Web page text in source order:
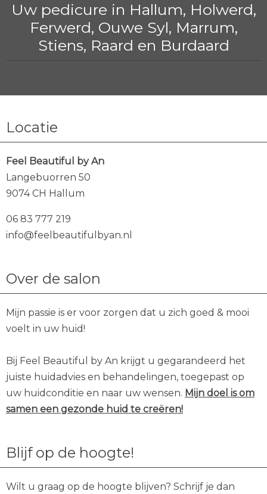
Uw pedicure in Hallum, Holwerd,
Ferwerd, Ouwe Syl, Marrum,
Stiens, Raard en Burdaard
Locatie
Feel Beautiful by An
Langebuorren 50
9074 CH Hallum
06 83 777 219
info@feelbeautifulbyan.nl
Over de salon
Mijn passie is er voor zorgen dat u zich goed & mooi
voelt in uw huid!
Bij Feel Beautiful by An krijgt u gegarandeerd het
juiste huidadvies en behandelingen, toegepast op
uw huidconditie en naar uw wensen. Mijn doel is om
samen een gezonde huid te creëren!
Blijf op de hoogte!
Wilt u graag op de hoogte blijven? Schrijf je dan